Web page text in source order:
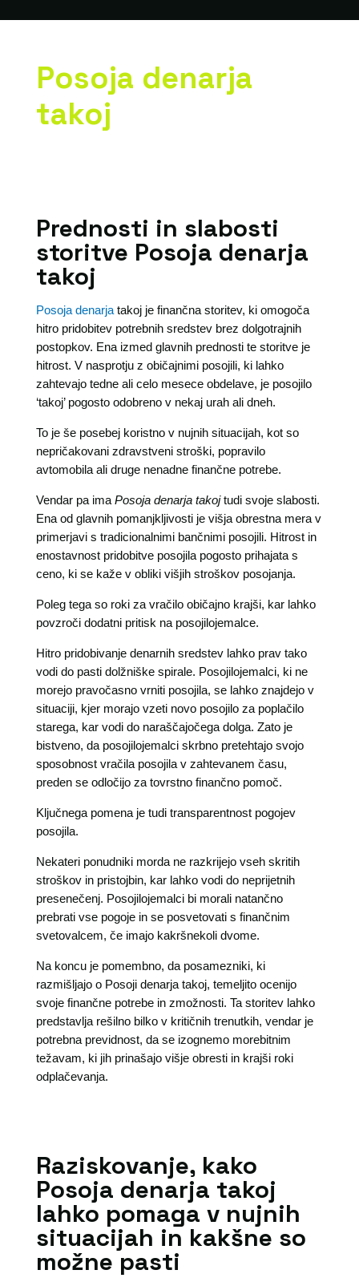
Posoja denarja
takoj
Prednosti in slabosti
storitve Posoja denarja
takoj
Posoja denarjatakoj je finančna storitev, ki omogoča
hitro pridobitev potrebnih sredstev brez dolgotrajnih
postopkov. Ena izmed glavnih prednosti te storitve je
hitrost. V nasprotju z običajnimi posojili, ki lahko
zahtevajo tedne ali celo mesece obdelave, je posojilo
‘takoj’ pogosto odobreno v nekaj urah ali dneh.
To je še posebej koristno v nujnih situacijah, kot so
nepričakovani zdravstveni stroški, popravilo
avtomobila ali druge nenadne finančne potrebe.
Vendar pa ima Posoja denarja takojtudi svoje slabosti.
Ena od glavnih pomanjkljivosti je višja obrestna mera v
primerjavi s tradicionalnimi bančnimi posojili. Hitrost in
enostavnost pridobitve posojila pogosto prihajata s
ceno, ki se kaže v obliki višjih stroškov posojanja.
Poleg tega so roki za vračilo običajno krajši, kar lahko
povzroči dodatni pritisk na posojilojemalce.
Hitro pridobivanje denarnih sredstev lahko prav tako
vodi do pasti dolžniške spirale. Posojilojemalci, ki ne
morejo pravočasno vrniti posojila, se lahko znajdejo v
situaciji, kjer morajo vzeti novo posojilo za poplačilo
starega, kar vodi do naraščajočega dolga. Zato je
bistveno, da posojilojemalci skrbno pretehtajo svojo
sposobnost vračila posojila v zahtevanem času,
preden se odločijo za tovrstno finančno pomoč.
Ključnega pomena je tudi transparentnost pogojev
posojila.
Nekateri ponudniki morda ne razkrijejo vseh skritih
stroškov in pristojbin, kar lahko vodi do neprijetnih
presenečenj. Posojilojemalci bi morali natančno
prebrati vse pogoje in se posvetovati s finančnim
svetovalcem, če imajo kakršnekoli dvome.
Na koncu je pomembno, da posamezniki, ki
razmišljajo o Posoji denarja takoj, temeljito ocenijo
svoje finančne potrebe in zmožnosti. Ta storitev lahko
predstavlja rešilno bilko v kritičnih trenutkih, vendar je
potrebna previdnost, da se izognemo morebitnim
težavam, ki jih prinašajo višje obresti in krajši roki
odplačevanja.
Raziskovanje, kako
Posoja denarja takoj
lahko pomaga v nujnih
situacijah in kakšne so
možne pasti